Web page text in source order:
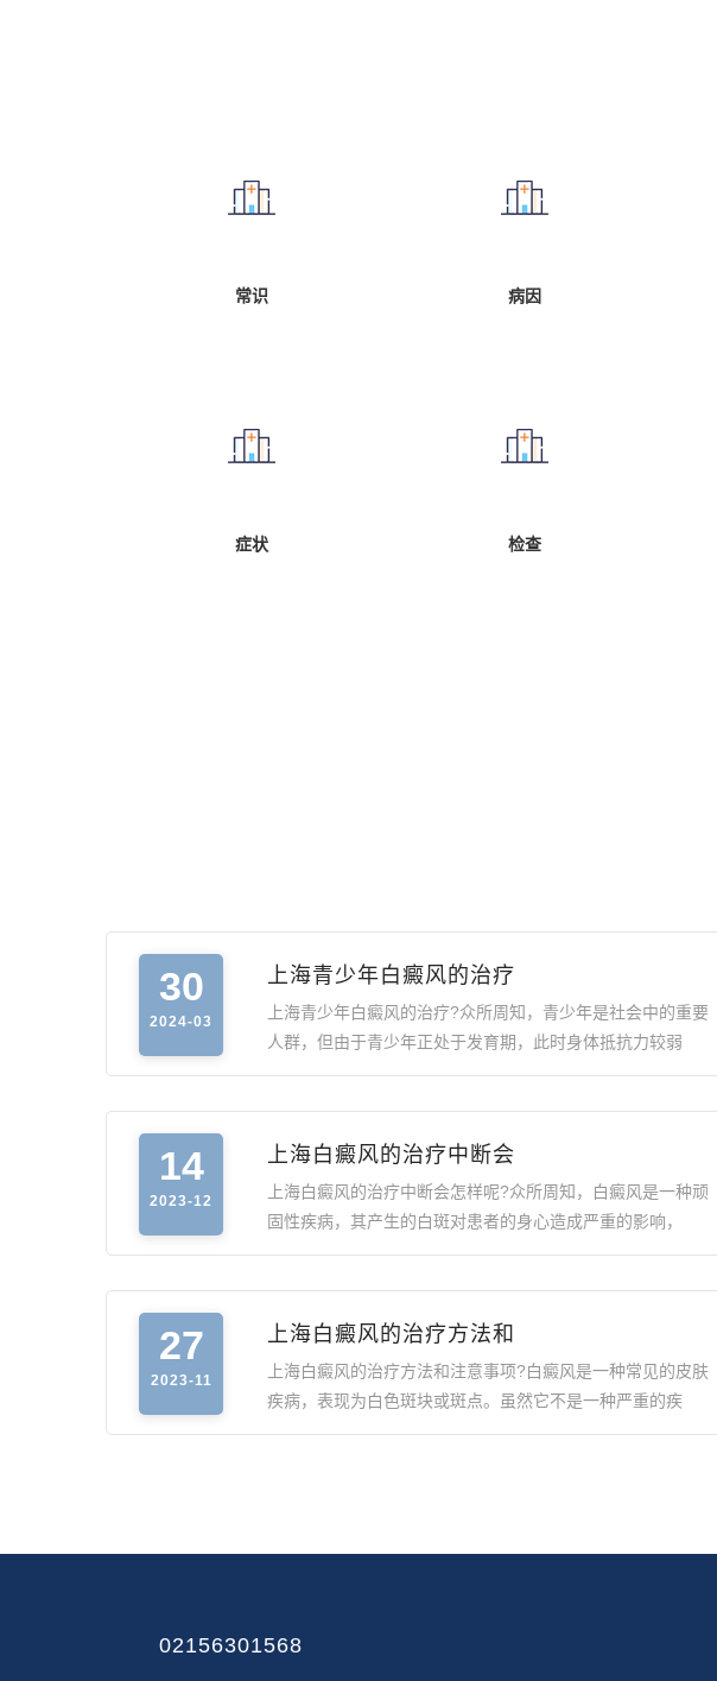
常识 病因
症状 检查
30
2024-03
上海青少年白癜风的治疗
上海青少年白癜风的治疗?众所周知，青少年是社会中的重要
人群，但由于青少年正处于发育期，此时身体抵抗力较弱
14
2023-12
上海白癜风的治疗中断会
上海白癜风的治疗中断会怎样呢?众所周知，白癜风是一种顽
固性疾病，其产生的白斑对患者的身心造成严重的影响，
27
2023-11
上海白癜风的治疗方法和
上海白癜风的治疗方法和注意事项?白癜风是一种常见的皮肤
疾病，表现为白色斑块或斑点。虽然它不是一种严重的疾
02156301568